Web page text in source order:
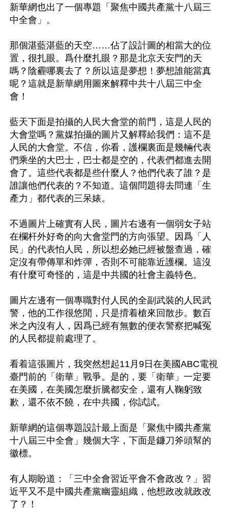
新華網也出了一個專題「聚焦中國共產黨十八屆三
中全會」。
那個湛藍湛藍的天空……佔了設計圖的相當大的位
置，很扎眼。爲什麼扎眼？那是北京天安門的天
嗎？陰霾哪裏去了？所以這是夢想！夢想誰能當真
呢？這就是新華網用圖來解釋中共十八屆三中全
會！
藍天下面是拍攝的人民大會堂的前門，這是人民的
大會堂嗎？黨媒拍攝的圖片又解釋給我們：這不是
人民的大會堂。不信，你看，護欄裏面是幾輛代表
們乘坐的大巴士，巴士都是空的，代表們都進去開
會了。這些代表都是些什麼人？他們代表了誰？是
誰讓他們代表的？不知道。這個問題得去問連「生
產力」都代表的三呆婊。
不過圖片上確實有人民，圖片右邊有一個弱女子站
在欄杆外好奇的向大會堂門的方向張望。因爲「人
民」的代表怕人民，所以想必她已經被盤查過，確
定沒有帶傳單和炸彈，否則不可能靠近護欄。這沒
有什麼可奇怪的，這是中共國的社會主義特色。
圖片左邊有一個專職對付人民的全副武裝的人民武
警，他的工作很悠閒，只是揹着槍來回散步。數百
米之內沒有人，因爲已經有無數的便衣警察把喊冤
的人民都提前處理了。
看着這張圖片，我突然想起11月9日在美國ABC電視
臺門前的「衛華」戰爭。是的，要「衛華」一定要
在美國，在美國怎麼折騰都安全，還有人鞠躬致
歉，還不依不饒，在中共國，你試試。
新華網的這個專題設計最上面是「聚焦中國共產黨
十八屆三中全會」幾個大字，下面是鐮刀斧頭幫的
徽標。
有人期盼道：「三中全會習近平會不會政改？」習
近平又不是中國共產黨幽靈組織，他想政改就政改
了？！